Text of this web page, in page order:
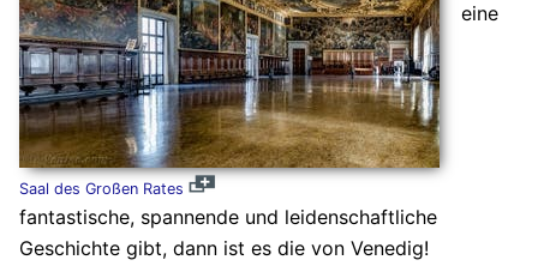
Saal des Großen Rates
eine
fantastische, spannende und leidenschaftliche
Geschichte gibt, dann ist es die von Venedig!